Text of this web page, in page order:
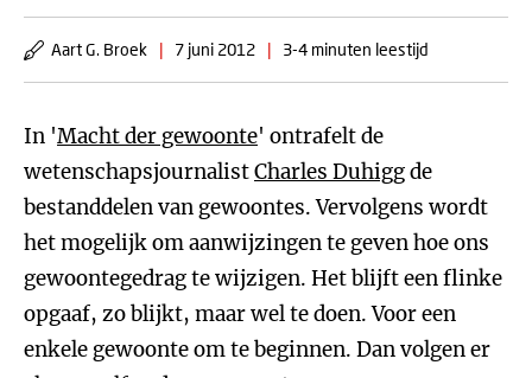
Aart G. Broek | 7 juni 2012 | 3-4 minuten leestijd
In 'Macht der gewoonte' ontrafelt de
wetenschapsjournalistCharles Duhiggde
bestanddelen van gewoontes. Vervolgens wordt
het mogelijk om aanwijzingen te geven hoe ons
gewoontegedrag te wijzigen. Het blijft een flinke
opgaaf, zo blijkt, maar wel te doen. Voor een
enkele gewoonte om te beginnen. Dan volgen er